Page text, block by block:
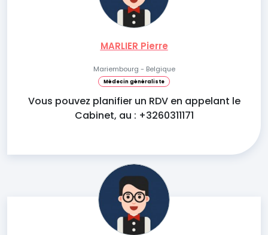
MARLIER Pierre
Mariembourg - Belgique
Médecin généraliste
Vous pouvez planifier un RDV en appelant le
Cabinet, au : +3260311171